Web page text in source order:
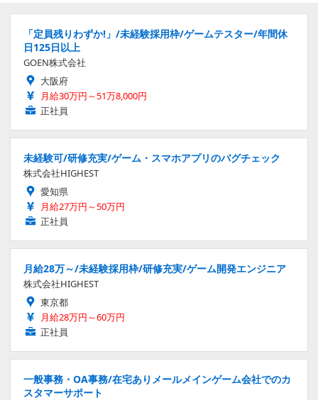
「定員残りわずか!」/未経験採用枠/ゲームテスター/年間休
日125日以上
GOEN株式会社
大阪府
月給30万円～51万8,000円
正社員
未経験可/研修充実/ゲーム・スマホアプリのバグチェック
株式会社HIGHEST
愛知県
月給27万円～50万円
正社員
月給28万～/未経験採用枠/研修充実/ゲーム開発エンジニア
株式会社HIGHEST
東京都
月給28万円～60万円
正社員
一般事務・OA事務/在宅ありメールメインゲーム会社でのカ
スタマーサポート